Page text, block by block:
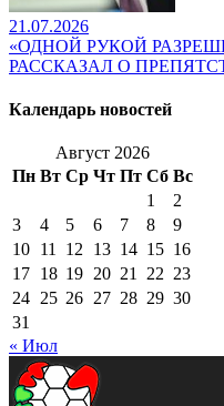
21.07.2026
«ОДНОЙ РУКОЙ
РАССКАЗАЛ О
Календарь новостей
Август 2026
Пн Вт Ср Чт Пт Сб Вс
1
2
3
4 5 6 7 8
9
10 11 12 13 14 15 16
17 18 19 20 21 22 23
24 25 26 27 28 29 30
31
« Июл